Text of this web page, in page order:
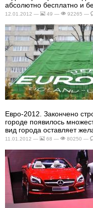
абсолютно бесплатно и
12.01.2012 — 49 — 92265 —
Евро-2012. Закончено
городе появилось
вид города оставляет
11.01.2012 — 68 — 80250 —